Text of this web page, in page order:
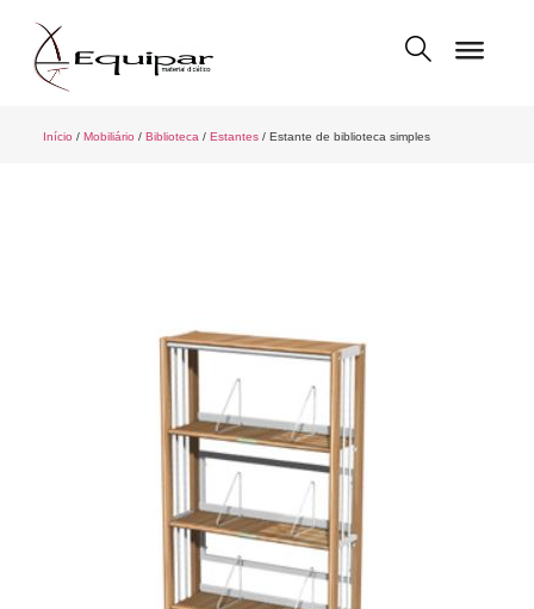
Início / Mobiliário / Biblioteca / Estantes/ Estante de biblioteca simples